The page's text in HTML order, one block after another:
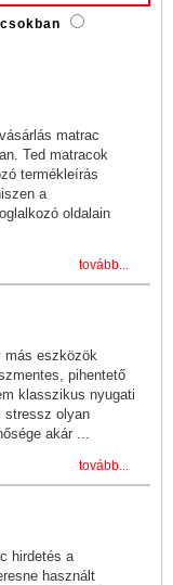
matrac
Ted matracok
termékleírás
a
oldalain
tovább...
más eszközök
pihentető
klasszikus nyugati
stressz olyan
akár ...
tovább...
hirdetés a
használt